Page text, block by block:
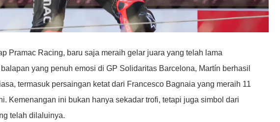
Pramac Racing, baru saja meraih gelar juara yang telah lama
yang penuh emosi di GP Solidaritas Barcelona, Martín berhasil
termasuk persaingan ketat dari Francesco Bagnaia yang meraih 11
Kemenangan ini bukan hanya sekadar trofi, tetapi juga simbol dari
telah dilaluinya.